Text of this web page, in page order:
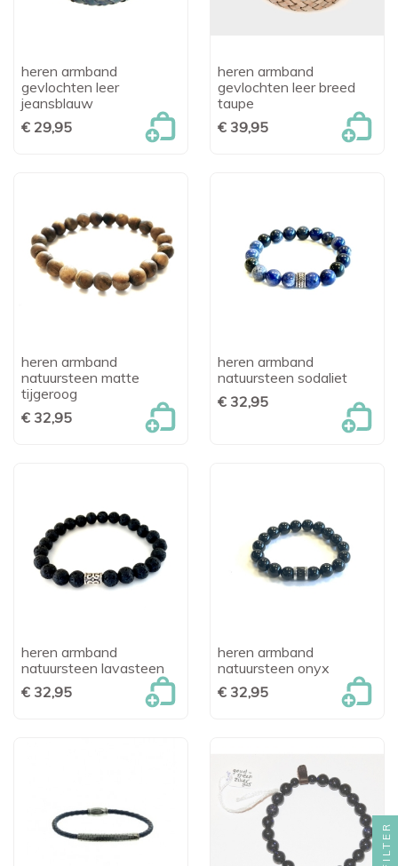
heren armband
gevlochten leer
jeansblauw
€ 29,95
heren armband
gevlochten leer breed
taupe
€ 39,95
heren armband
natuursteen matte
tijgeroog
€ 32,95
heren armband
natuursteen sodaliet
€ 32,95
heren armband
natuursteen lavasteen
€ 32,95
heren armband
natuursteen onyx
€ 32,95
FILTER